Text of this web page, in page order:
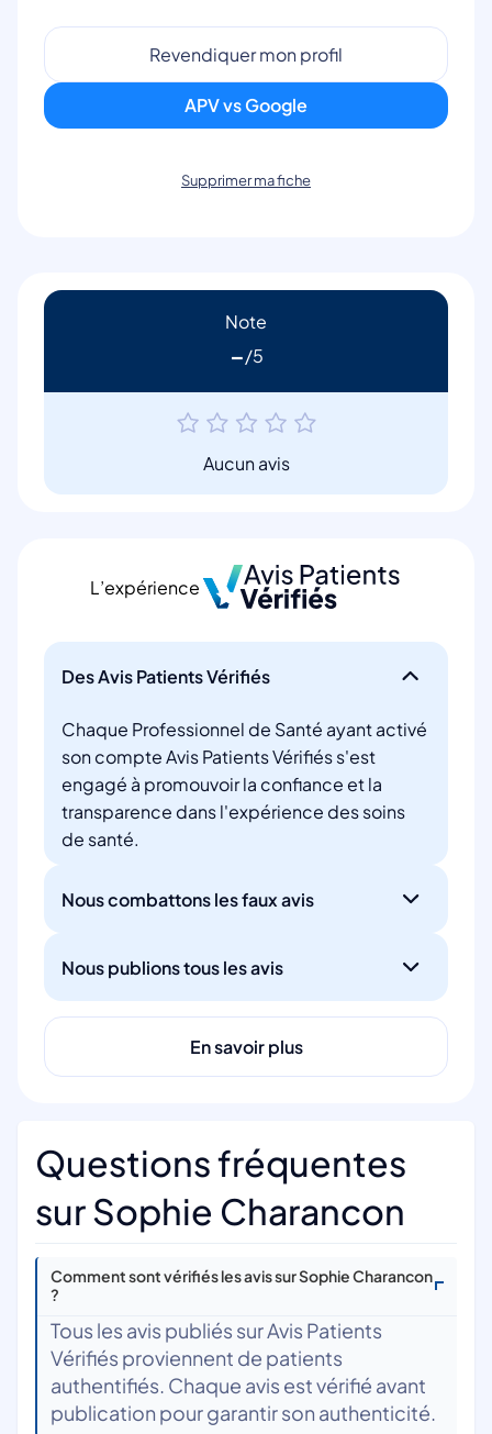
Revendiquer mon profil
APV vs Google
Supprimer ma fiche
Note
-
Aucun avis
L’expérience
Des Avis Patients Vérifiés
Chaque Professionnel de Santé ayant activé
son compte Avis Patients Vérifiés s'est
engagé à promouvoir la confiance et la
transparence dans l'expérience des soins
de santé.
Nous combattons les faux avis
Nous publions tous les avis
En savoir plus
Questions fréquentes
sur Sophie Charancon
Comment sont vérifiés les avis sur Sophie Charancon
?
Tous les avis publiés sur Avis Patients
Vérifiés proviennent de patients
authentifiés. Chaque avis est vérifié avant
publication pour garantir son authenticité.